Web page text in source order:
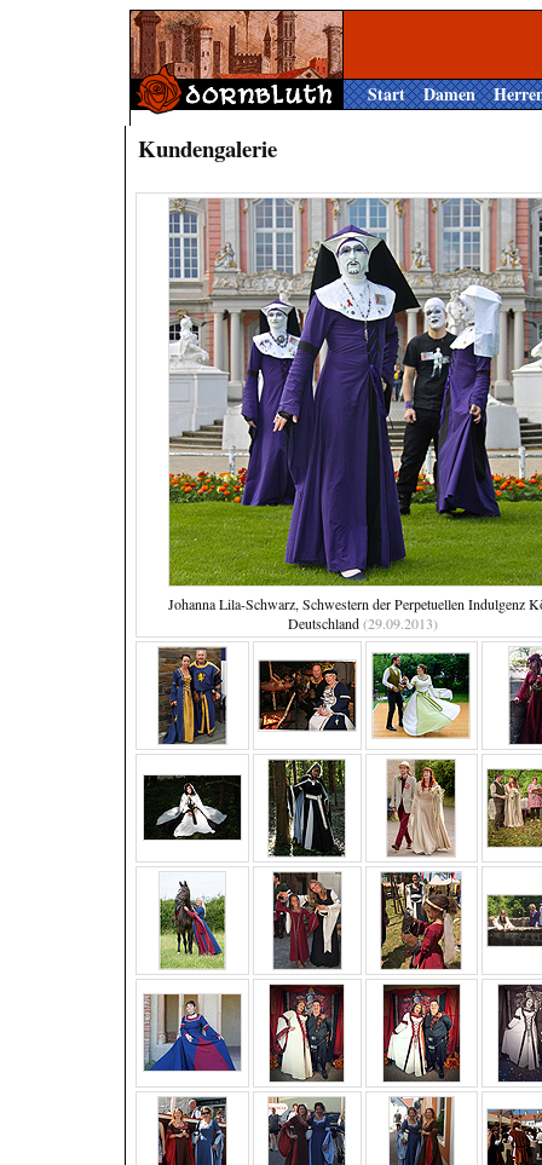
Start Damen
Kundengalerie
Johanna Lila-Schwarz, Schwestern der Perpetuellen Indulgenz
Deutschland(29.09.2013)